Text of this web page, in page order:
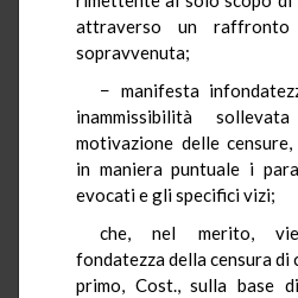
attraverso un
sopravvenuta;
− manifesta
inammissibilità
motivazione delle
in maniera puntuale i
evocati e gli specifici vizi;
che, nel merito,
fondatezza della censura di
primo, Cost., sulla base